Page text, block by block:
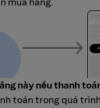
này nếu thanh
toán trong quá